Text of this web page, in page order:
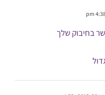
בחיבוק שלך